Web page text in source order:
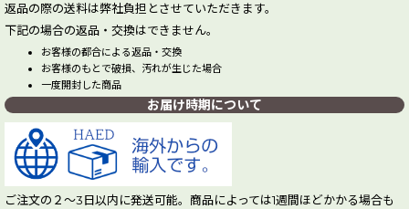
返品の際の送料は弊社負担とさせていただきます。
下記の場合の返品・交換はできません。
お客様の都合による返品・交換
お客様のもとで破損、汚れが生じた場合
一度開封した商品
お届け時期について
ご注文の２～3日以内に発送可能。商品によっては1週間ほどかかる場合も